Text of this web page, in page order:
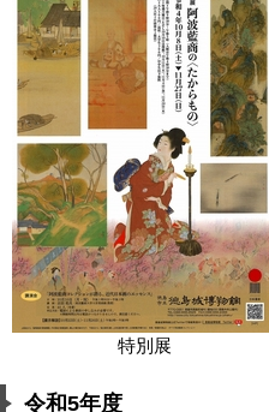
特別展
令和5年度